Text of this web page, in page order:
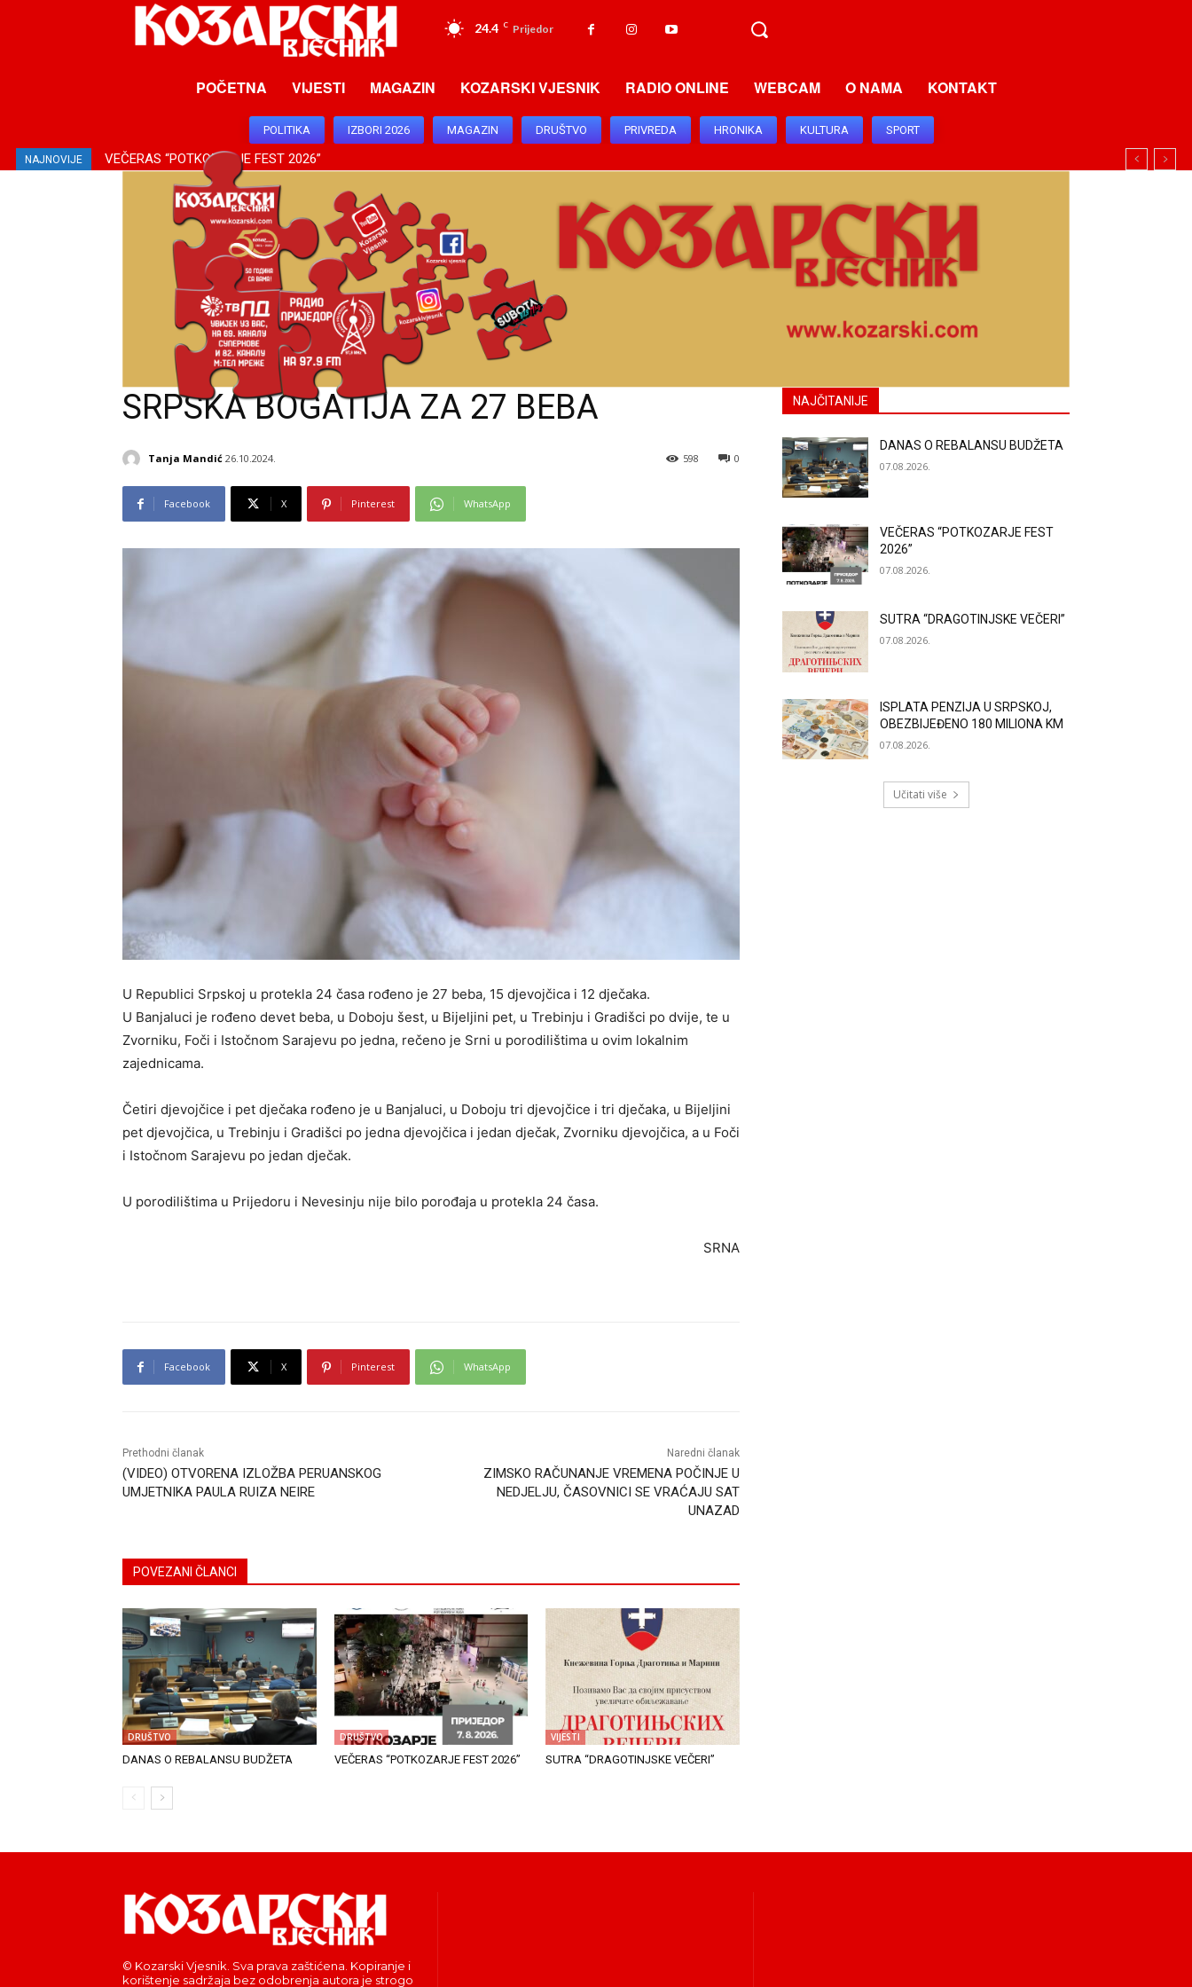
24.4 C Prijedor
POČETNA VIJESTI MAGAZIN KOZARSKI VJESNIK RADIO ONLINE WEBCAM O NAMA KONTAKT
POLITIKA IZBORI 2026 MAGAZIN DRUŠTVO PRIVREDA HRONIKA KULTURA SPORT
NAJNOVIJE VEČERAS “POTKOZARJE FEST 2026”
SUTRA “DRAGOTINJSKE VEČERI”
SRPSKA BOGATIJA ZA 27 BEBA
Tanja Mandić 26.10.2024. 0
598
Facebook X Pinterest WhatsApp
U Republici Srpskoj u protekla 24 časa rođeno je 27 beba, 15 djevojčica i 12 dječaka.
U Banjaluci je rođeno devet beba, u Doboju šest, u Bijeljini pet, u Trebinju i Gradišci po dvije, te u
Zvorniku, Foči i Istočnom Sarajevu po jedna, rečeno je Srni u porodilištima u ovim lokalnim
zajednicama.
Četiri djevojčice i pet dječaka rođeno je u Banjaluci, u Doboju tri djevojčice i tri dječaka, u Bijeljini
pet djevojčica, u Trebinju i Gradišci po jedna djevojčica i jedan dječak, Zvorniku djevojčica, a u Foči
i Istočnom Sarajevu po jedan dječak.
U porodilištima u Prijedoru i Nevesinju nije bilo porođaja u protekla 24 časa.
SRNA
Facebook X Pinterest WhatsApp
Prethodni članak
(VIDEO) OTVORENA IZLOŽBA PERUANSKOG
UMJETNIKA PAULA RUIZA NEIRE
Naredni članak
ZIMSKO RAČUNANJE VREMENA POČINJE U
NEDJELJU, ČASOVNICI SE VRAĆAJU SAT
UNAZAD
POVEZANI ČLANCI
DRUŠTVO
DANAS O REBALANSU BUDŽETA
DRUŠTVO
VEČERAS “POTKOZARJE FEST 2026”
VIJESTI
SUTRA “DRAGOTINJSKE VEČERI”
NAJČITANIJE
DANAS O REBALANSU BUDŽETA
07.08.2026.
VEČERAS “POTKOZARJE FEST
2026”
07.08.2026.
SUTRA “DRAGOTINJSKE VEČERI”
07.08.2026.
ISPLATA PENZIJA U SRPSKOJ,
OBEZBIJEĐENO 180 MILIONA KM
07.08.2026.
Učitati više
© Kozarski Vjesnik. Sva prava zaštićena. Kopiranje i
korištenje sadržaja bez odobrenja autora je strogo